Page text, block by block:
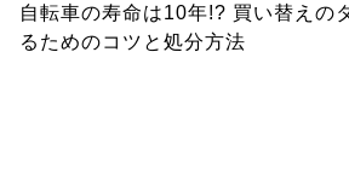
自転車の寿命は10年!? 買い替えの
るためのコツと処分方法